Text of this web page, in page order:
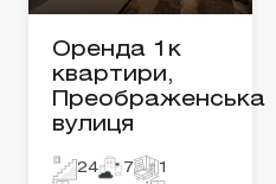
Оренда 1к
квартири,
Преображенська
вулиця
24 7
1